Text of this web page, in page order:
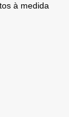
à medida